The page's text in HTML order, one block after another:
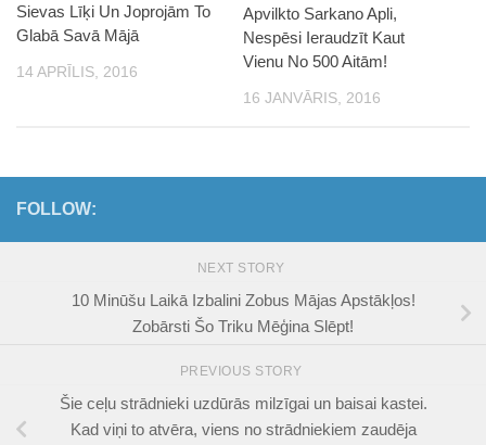
Sievas Līķi Un Joprojām To
Glabā Savā Mājā
14 APRĪLIS, 2016
Apvilkto Sarkano Apli,
Nespēsi Ieraudzīt Kaut
Vienu No 500 Aitām!
16 JANVĀRIS, 2016
FOLLOW:
NEXT STORY
10 Minūšu Laikā Izbalini Zobus Mājas Apstākļos!
Zobārsti Šo Triku Mēģina Slēpt!
PREVIOUS STORY
Šie ceļu strādnieki uzdūrās milzīgai un baisai kastei.
Kad viņi to atvēra, viens no strādniekiem zaudēja